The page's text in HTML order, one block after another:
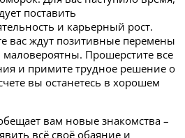
поставить
и карьерный рост.
вас ждут позитивные перемены
Прошерстите все
и примите трудное решение о
вы останетесь в хорошем
вам новые знакомства –
всё своё обаяние и